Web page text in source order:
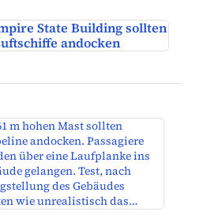
State Building sollten
andocken
m hohen Mast sollten
andocken. Passagiere
über eine Laufplanke ins
gelangen. Test, nach
des Gebäudes
wie unrealistisch das…